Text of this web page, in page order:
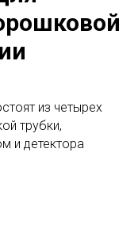
углов 2θ
ориентации
каждое
межплоскостных
путем
эталонными